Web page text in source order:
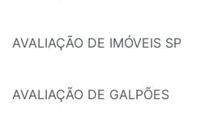
AVALIAÇÃO DE IMÓVEIS SP
AVALIAÇÃO DE GALPÕES